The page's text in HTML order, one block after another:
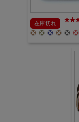
在庫切れ